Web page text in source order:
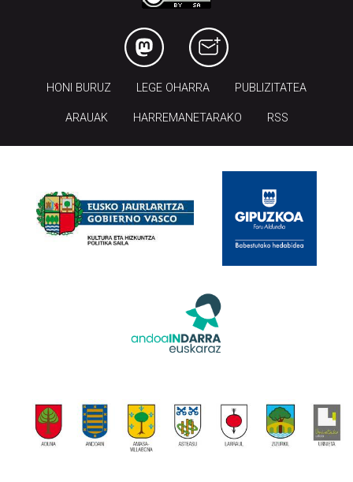
HONI BURUZ LEGE OHARRA PUBLIZITATEA
ARAUAK HARREMANETARAKO RSS